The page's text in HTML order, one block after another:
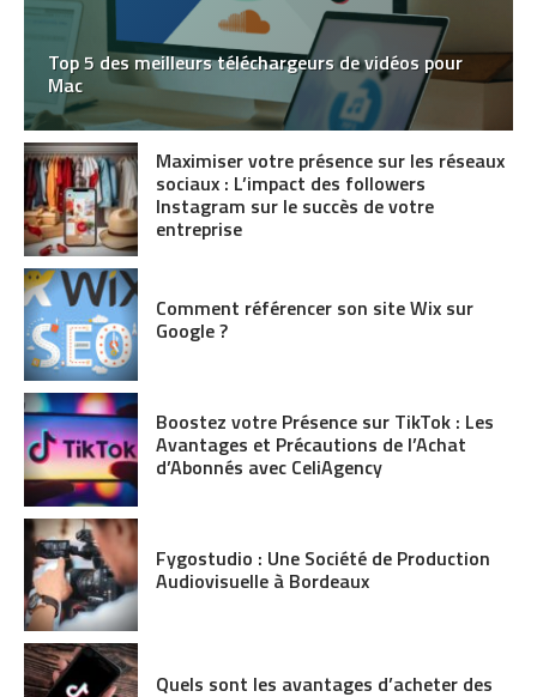
Top 5 des meilleurs téléchargeurs de vidéos pour
Mac
Maximiser votre présence sur les réseaux
sociaux : L’impact des followers
Instagram sur le succès de votre
entreprise
Comment référencer son site Wix sur
Google ?
Boostez votre Présence sur TikTok : Les
Avantages et Précautions de l’Achat
d’Abonnés avec CeliAgency
Fygostudio : Une Société de Production
Audiovisuelle à Bordeaux
Quels sont les avantages d’acheter des